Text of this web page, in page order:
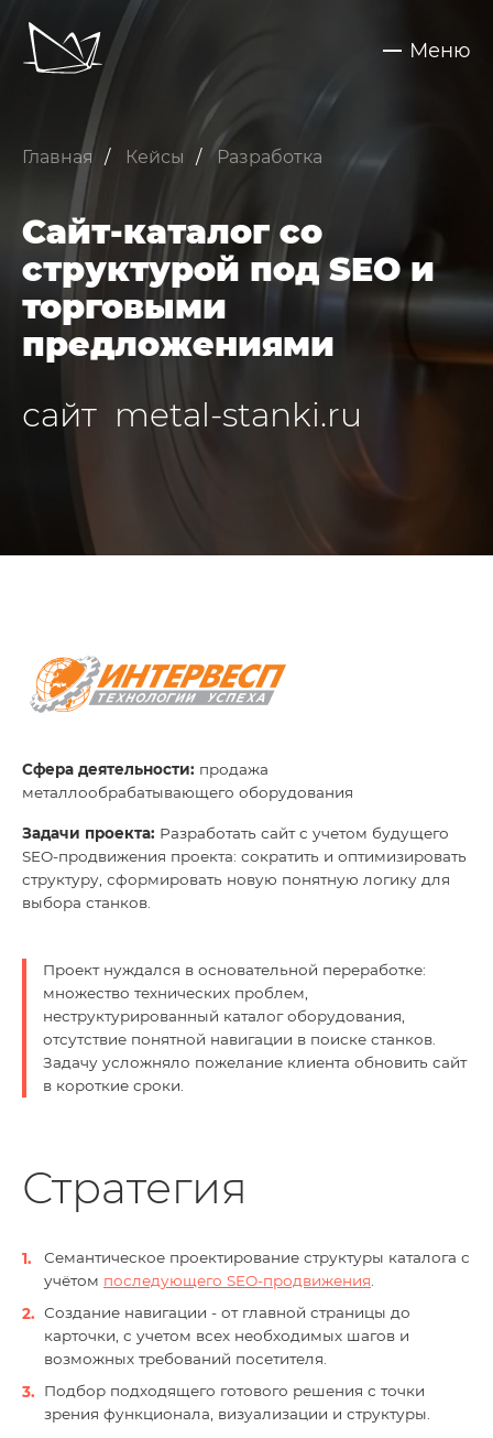
Меню
Главная Кейсы Разработка
Сайт-каталог со
структурой под SEO и
торговыми
предложениями
сайт metal-stanki.ru
Сфера деятельности: продажа
металлообрабатывающего оборудования
Задачи проекта: Разработать сайт с учетом будущего
SEO-продвижения проекта: сократить и оптимизировать
структуру, сформировать новую понятную логику для
выбора станков.
Проект нуждался в основательной переработке:
множество технических проблем,
неструктурированный каталог оборудования,
отсутствие понятной навигации в поиске станков.
Задачу усложняло пожелание клиента обновить сайт
в короткие сроки.
Стратегия
Семантическое проектирование структуры каталога с
учётом последующего SEO-продвижения
Создание навигации - от главной страницы до
карточки, с учетом всех необходимых шагов и
возможных требований посетителя.
Подбор подходящего готового решения с точки
зрения функционала, визуализации и структуры.
Услуги
SEO - поисковое продвижение сайтов
Запуск контекстной рекламы
Техническая поддержка сайтов
Разработка интернет-сайтов
Web-аналитика и аудит сайтов
Кейсы
Глоссарий
О нас